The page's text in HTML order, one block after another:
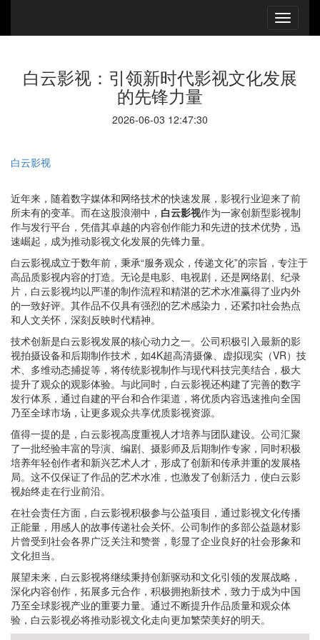
白云影视：引领新时代影视文化发展
的先锋力量
2026-06-03 12:47:30
白云影视
近年来，随着数字媒体和网络技术的快速发展，影视行业迎来了前
所未有的变革。而在这股浪潮中， 白云影视作为一家创新型影视制
作与发行平台，凭借其卓越的内容创作能力和先进的技术优势，迅
速崛起，成为推动影视文化发展的先锋力量。
白云影视成立于数年前，秉承“服务观众，传递文化”的宗旨，专注于
高品质影视内容的打造。无论是电影、电视剧，还是网络剧、纪录
片，白云影视均以严谨的制作流程和精湛的艺术水准赢得了业内外
的一致好评。其作品不仅具有强烈的艺术感染力，还紧扣社会热点
和人文关怀，深刻反映时代精神。
技术创新是白云影视发展的核心动力之一。公司积极引入最新的影
视拍摄设备和后期制作技术，如4K超高清摄像、虚拟现实（VR）技
术、多维动态捕捉等，将传统影视制作与现代科技完美结合，极大
提升了观众的观影体验。与此同时，白云影视还构建了完善的数字
发行体系，通过自建的平台和合作渠道，将优质内容迅速推向全国
乃至全球市场，让更多观众共享优质影视资源。
值得一提的是，白云影视高度重视人才培养与团队建设。公司汇聚
了一批经验丰富的导演、编剧、摄影师及后期制作专家，同时积极
培养年轻创作者和新兴艺术人才，形成了创新和传承并重的发展格
局。这不仅保证了作品的艺术水准，也激发了创新活力，使白云影
视始终走在行业前沿。
在社会责任方面，白云影视积极参与公益项目，通过影视文化传播
正能量，用感人的故事传递社会关怀。公司制作的多部公益题材影
片曾受到社会各界广泛关注和赞誉，彰显了企业良好的社会形象和
文化担当。
展望未来，白云影视将继续秉持创新驱动和文化引领的发展战略，
深化内容创作，拓展多元合作，积极拥抱新技术，致力于成为中国
乃至全球影视产业的重要力量。通过不断提升作品质量和观众体
验，白云影视必将推动影视文化走向更加繁荣美好的明天。